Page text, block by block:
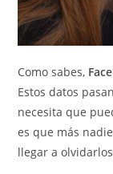
Como sabes,
Estos datos
necesita que
es que más
llegar a